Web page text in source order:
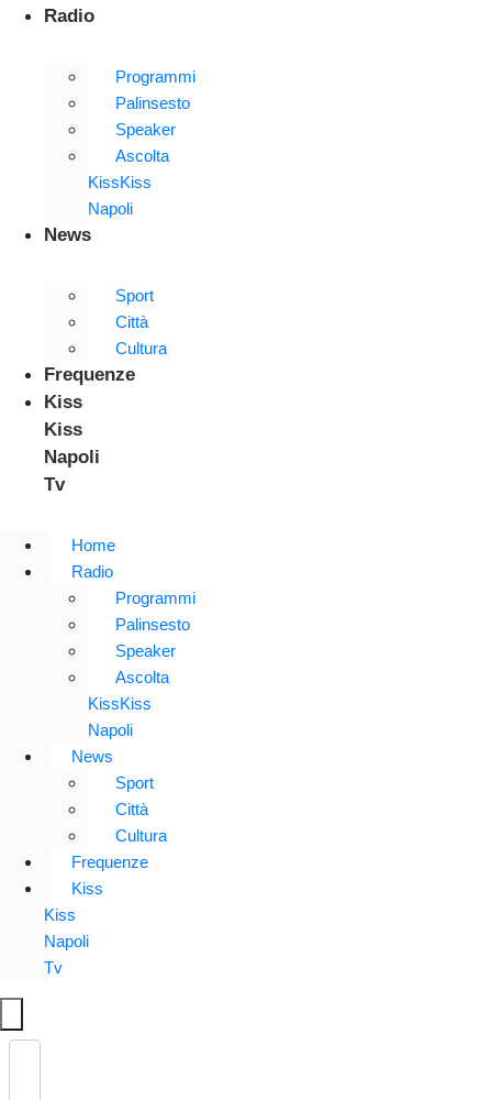
Radio
Programmi
Palinsesto
Speaker
Ascolta
KissKiss
Napoli
News
Sport
Città
Cultura
Frequenze
Kiss
Kiss
Napoli
Tv
Home
Radio
Programmi
Palinsesto
Speaker
Ascolta
KissKiss
Napoli
News
Sport
Città
Cultura
Frequenze
Kiss
Kiss
Napoli
Tv